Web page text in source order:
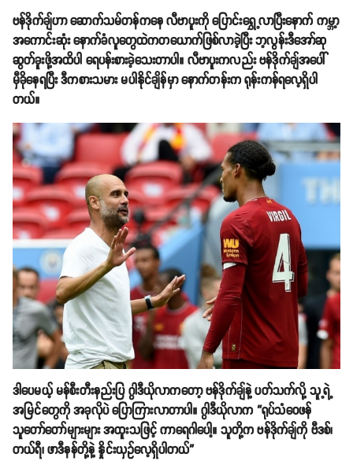
ဗန်ဒိုက်ချ်ဟာ ဆောက်သမ်တန်ကနေ လီဗာပူးကို ပြောင်းရွှေ့လာပြီးနောက် ကမ္ဘာ့
အကောင်းဆုံး နောက်ခံလူတွေထဲကတယောက်ဖြစ်လာခဲ့ပြီး ဘ့လွန်းဒီအော်ဆု
ဆွတ်ခူးဖို့အထိပါ ရေပန်းစားခဲ့သေးတာပါ။ လီဗာပူးကလည်း ဗန်ဒိုက်ချ်အပေါ်
မှီခိုနေရပြီး ဒီကစားသမား မပါနိုင်ချိန်မှာ နောက်တန်းက ရုန်းကန်ရလေ့ရှိပါ
တယ်။
ဒါပေမယ့် မန်စီးတီးနည်းပြ ဂွါဒီယိုလာကတော့ ဗန်ဒိုက်ချ်နဲ့ ပတ်သက်လို့ သူ့ရဲ့
အမြင်တွေကို အခုလိုပဲ ပြောကြားလာတာပါ။ ဂွါဒီယိုလာက “ရုပ်သံဝေဖန်
သူတော်တော်များများ အထူးသဖြင့် ကာရေဂါပေါ့။ သူတို့က ဗန်ဒိုက်ချ်ကို ဗီဒစ်၊
တယ်ရီ၊ ဖာဒီနန်တို့နဲ့ နှိုင်းယှဥ်လေ့ရှိပါတယ်”